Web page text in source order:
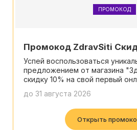
ПРОМОКОД
Промокод ZdravSiti
Успей воспользоваться
предложением от магазина
скидку 10% на свой первый
многоразовый, так что ты
его несколько раз! Условия
действует с 18 по 31 августа и
новым клиентам. Поторопись,
до 31 августа 2026
Открыть